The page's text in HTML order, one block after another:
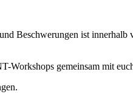
Beschwerungen ist innerhalb
gemeinsam mit